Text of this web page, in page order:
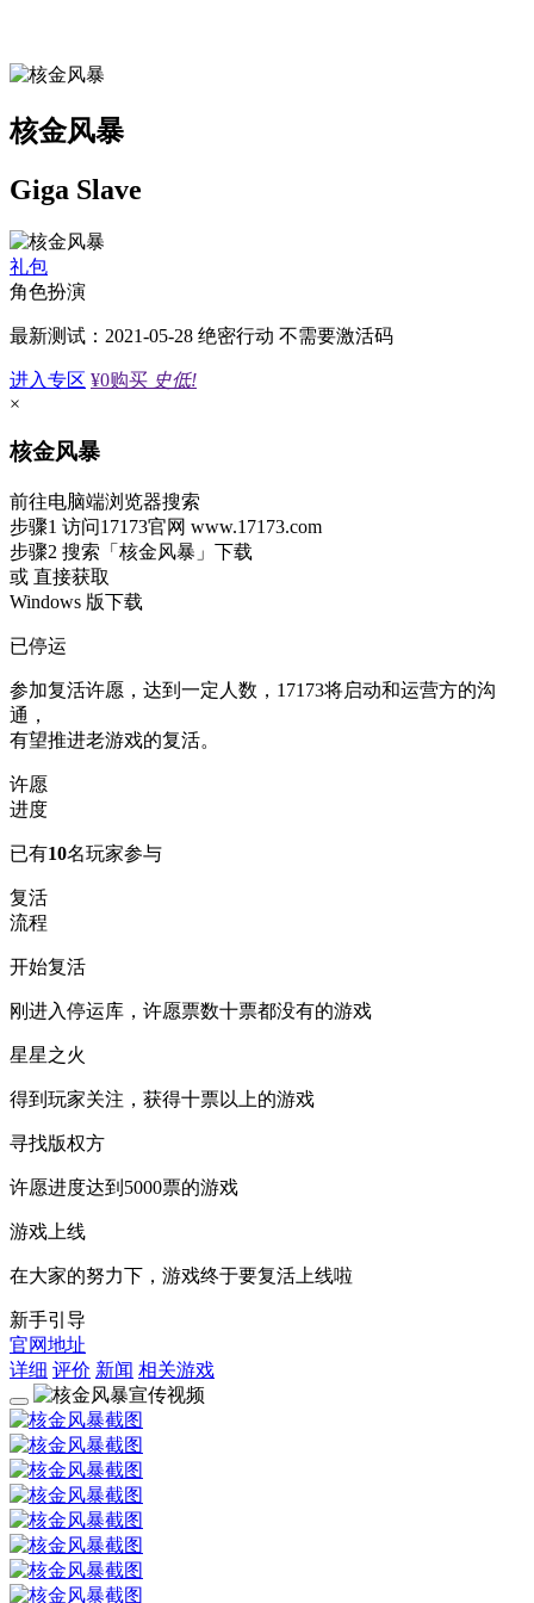
核金风暴
Giga Slave
礼包
角色扮演
最新测试：2021-05-28 绝密行动 不需要激活码
进入专区 ¥0购买 史低!
×
核金风暴
前往电脑端浏览器搜索
步骤1 访问17173官网 www.17173.com
步骤2 搜索 「核金风暴」 下载
或 直接获取
Windows 版下载
已停运
参加复活许愿，达到一定人数，17173将启动和运营方的沟
通，
有望推进老游戏的复活。
许愿
进度
已有10名玩家参与
复活
流程
开始复活
刚进入停运库，许愿票数十票都没有的游戏
星星之火
得到玩家关注，获得十票以上的游戏
寻找版权方
许愿进度达到5000票的游戏
游戏上线
在大家的努力下，游戏终于要复活上线啦
新手引导
官网地址
详细 评价 新闻 相关游戏